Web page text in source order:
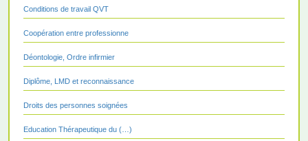
Conditions de travail QVT
Coopération entre professionne
Déontologie, Ordre infirmier
Diplôme, LMD et reconnaissance
Droits des personnes soignées
Education Thérapeutique du (…)